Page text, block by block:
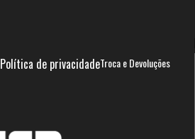
Política de privacidadeTroca e Devoluções